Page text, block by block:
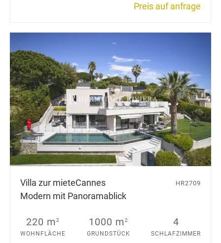
Preis auf anfrage
Villa zur mieteCannes
Modern mit Panoramablick
HR2709
220 m2
WOHNFLÄCHE
1000 m2
GRUNDSTÜCK
4
SCHLAFZIMMER